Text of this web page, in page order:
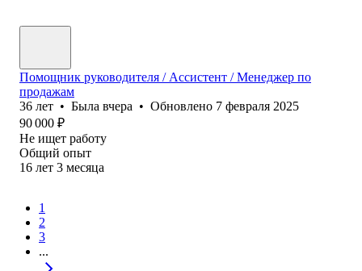
Помощник руководителя / Ассистент / Менеджер по
продажам
36 лет • Была вчера • Обновлено 7 февраля 2025
90 000 ₽
Не ищет работу
Общий опыт
16 лет 3 месяца
1
2
3
...